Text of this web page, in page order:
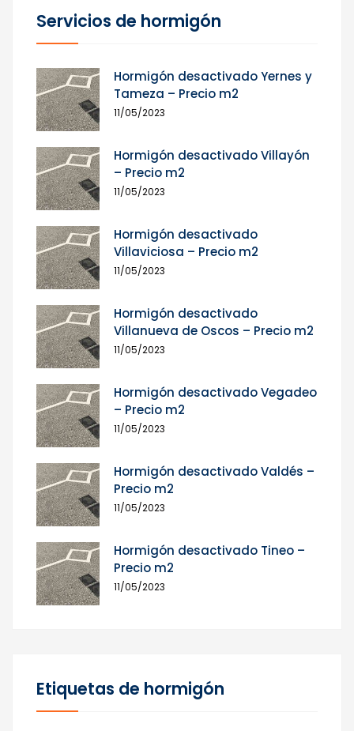
Servicios de hormigón
Hormigón desactivado Yernes y
Tameza – Precio m2
11/05/2023
Hormigón desactivado Villayón
– Precio m2
11/05/2023
Hormigón desactivado
Villaviciosa – Precio m2
11/05/2023
Hormigón desactivado
Villanueva de Oscos – Precio m2
11/05/2023
Hormigón desactivado Vegadeo
– Precio m2
11/05/2023
Hormigón desactivado Valdés –
Precio m2
11/05/2023
Hormigón desactivado Tineo –
Precio m2
11/05/2023
Etiquetas de hormigón